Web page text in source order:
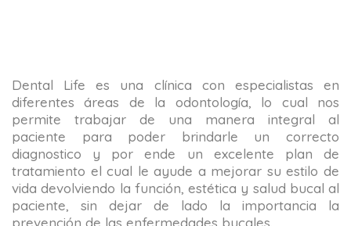
Dental Life es una clínica con especialistas en
diferentes áreas de la odontología, lo cual nos
permite trabajar de una manera integral al
paciente para poder brindarle un correcto
diagnostico y por ende un excelente plan de
tratamiento el cual le ayude a mejorar su estilo de
vida devolviendo la función, estética y salud bucal al
paciente, sin dejar de lado la importancia la
prevención de las enfermedades bucales.